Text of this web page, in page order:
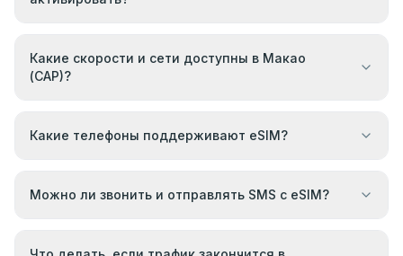
Какие скорости и сети доступны в Макао
(САР)?
Какие телефоны поддерживают eSIM?
Можно ли звонить и отправлять SMS с eSIM?